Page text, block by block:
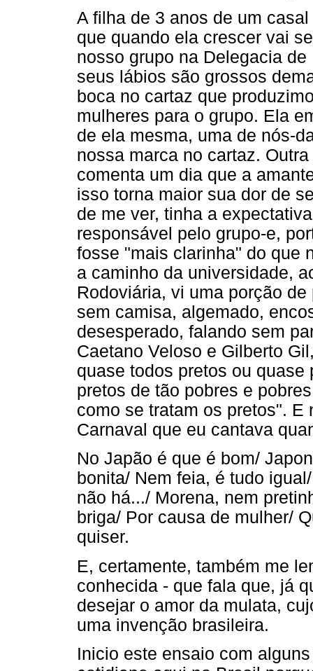
A filha de 3 anos de um
que quando ela crescer vai
nosso grupo na Delegacia
seus lábios são grossos
boca no cartaz que
mulheres para o grupo. Ela
de ela mesma, uma de nós-
nossa marca no cartaz.
comenta um dia que a
isso torna maior sua dor de
de me ver, tinha a
responsável pelo grupo-e,
fosse "mais clarinha" do que
a caminho da universidade,
Rodoviária, vi uma porção
sem camisa, algemado,
desesperado, falando sem
Caetano Veloso e Gilberto
quase todos pretos ou
pretos de tão pobres e
como se tratam os pretos".
Carnaval que eu cantava
No Japão é que é bom/
bonita/ Nem feia, é tudo
não há.../ Morena, nem
briga/ Por causa de mulher/
quiser.
E, certamente, também me
conhecida - que fala que, já
desejar o amor da mulata,
uma invenção brasileira.
Inicio este ensaio com